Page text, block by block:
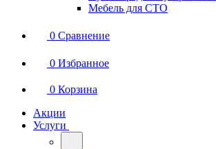
Мебель для СТО
0 Сравнение
0 Избранное
0 Корзина
Акции
Услуги